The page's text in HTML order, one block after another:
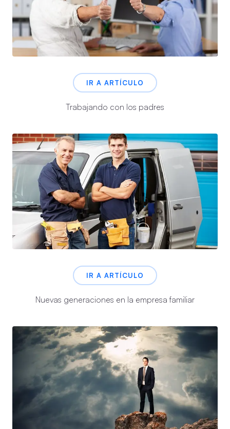
IR A ARTÍCULO
Trabajando con los padres
IR A ARTÍCULO
Nuevas generaciones en la empresa familiar